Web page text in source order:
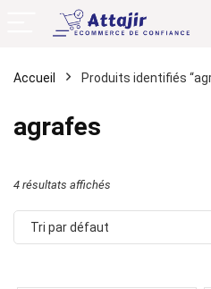
Accueil Produits identifiés
agrafes
4 résultats affichés
Tri par défaut